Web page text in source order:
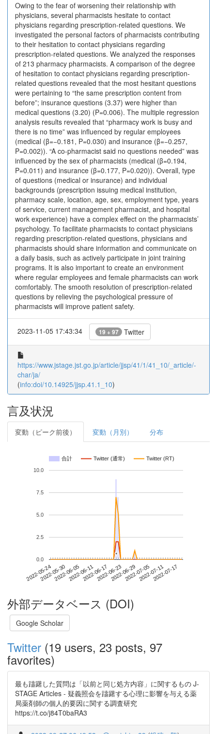
Owing to the fear of worsening their relationship with
physicians, several pharmacists hesitate to contact
physicians regarding prescription-related questions. We
investigated the personal factors of pharmacists contributing
to their hesitation to contact physicians regarding
prescription-related questions. We analyzed the responses
of 213 pharmacy pharmacists. A comparison of the degree
of hesitation to contact physicians regarding prescription-
related questions revealed that the most hesitant questions
were pertaining to “the same prescription content from
before”; insurance questions (3.37) were higher than
medical questions (3.20) (P=0.006). The multiple regression
analysis results revealed that “pharmacy work is busy and
there is no time” was influenced by regular employees
(medical (β=−0.181, P=0.030) and insurance (β=−0.257,
P=0.002)). “A co-pharmacist said no questions needed” was
influenced by the sex of pharmacists (medical (β=0.194,
P=0.011) and insurance (β=0.177, P=0.020)). Overall, type
of questions (medical or insurance) and individual
backgrounds (prescription issuing medical institution,
pharmacy scale, location, age, sex, employment type, years
of service, current management pharmacist, and hospital
work experience) have a complex effect on the pharmacists’
psychology. To facilitate pharmacists to contact physicians
regarding prescription-related questions, physicians and
pharmacists should share information and communicate on
a daily basis, such as actively participate in joint training
programs. It is also important to create an environment
where regular employees and female pharmacists can work
comfortably. The smooth resolution of prescription-related
questions by relieving the psychological pressure of
pharmacists will improve patient safety.
2023-11-05 17:43:34 19 + 97 Twitter
https://www.jstage.jst.go.jp/article/jjsp/41/1/41_10/_article/-
char/ja/
(info:doi/10.14925/jjsp.41.1_10)
言及状況
変動（ピーク前後） 変動（月別） 分布
合計 Twitter (通常) Twitter (RT)
2022-05-242022-05-302022-06-052022-06-112022-06-172022-06-232022-06-292022-07-052022-07-112022-07-17
0.0
2.5
5.0
7.5
10.0
*
*
外部データベース (DOI)
Google Scholar
Twitter (19 users, 23 posts, 97
favorites)
最も躊躇した質問は「以前と同じ処方内容」に関するもの J-
STAGE Articles - 疑義照会を躊躇する心理に影響を与える薬
局薬剤師の個人的要因に関する調査研究
https://t.co/j84T0baRA3